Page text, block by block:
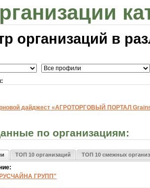
организаций в
дайджест «АГРОТОРГОВЫЙ ПОРТАЛ
по организациям:
ТОП 10 организаций ТОП 10 смежных
ГРУПП"